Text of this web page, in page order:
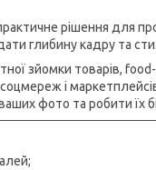
рішення для
глибину кадру та
зйомки товарів,
і
фото та робити їх